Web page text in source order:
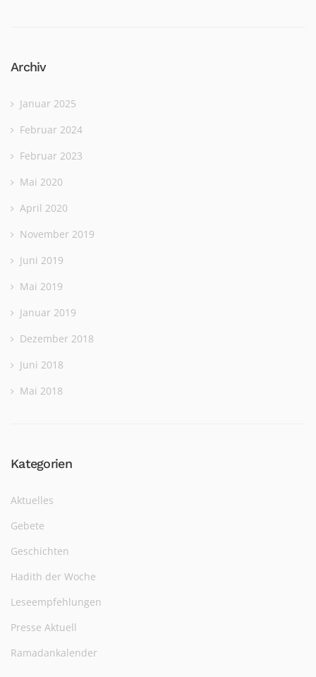
Archiv
Januar 2025
Februar 2024
Februar 2023
Mai 2020
April 2020
November 2019
Juni 2019
Mai 2019
Januar 2019
Dezember 2018
Juni 2018
Mai 2018
Kategorien
Aktuelles
Gebete
Geschichten
Hadith der Woche
Leseempfehlungen
Presse Aktuell
Ramadankalender